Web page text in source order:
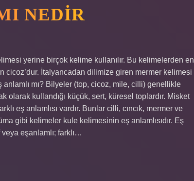
NEDIR
yerine birçok kelime kullanılır. Bu kelimelerden en
cicoz’dur. İtalyancadan dilimize giren mermer kelimesi
anlamlı mı? Bilyeler (top, cicoz, mile, cilli) genellikle
olarak kullandığı küçük, sert, küresel toplardır. Misket
eş anlamlısı vardır. Bunlar cilli, cıncık, mermer ve
gibi kelimeler kule kelimesinin eş anlamlısıdır. Eş
eşanlamlı; farklı…